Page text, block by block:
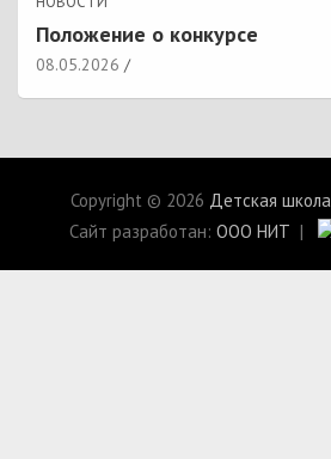
Положение о конкурсе
08.05.2026
Copyright © 2026 Детская
Сайт разработан: ООО НИТ